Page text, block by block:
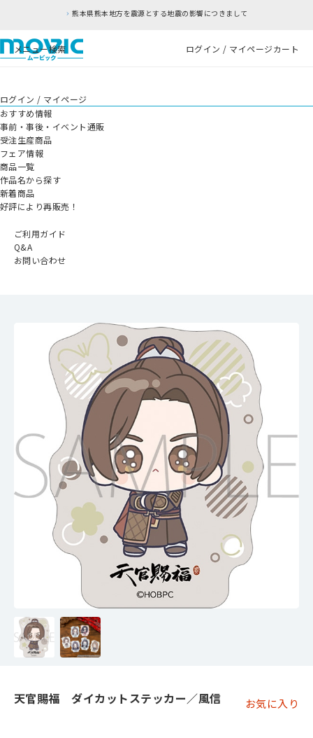
熊本県熊本地方を震源とする地震の影響につきまして
メニュー検索 ログイン / マイページカート
ログイン / マイページ
おすすめ情報
事前・事後・イベント通販
受注生産商品
フェア情報
商品一覧
作品名から探す
新着商品
好評により再販売！
ご利用ガイド
Q&A
お問い合わせ
天官賜福 ダイカットステッカー／風信 お気に入り